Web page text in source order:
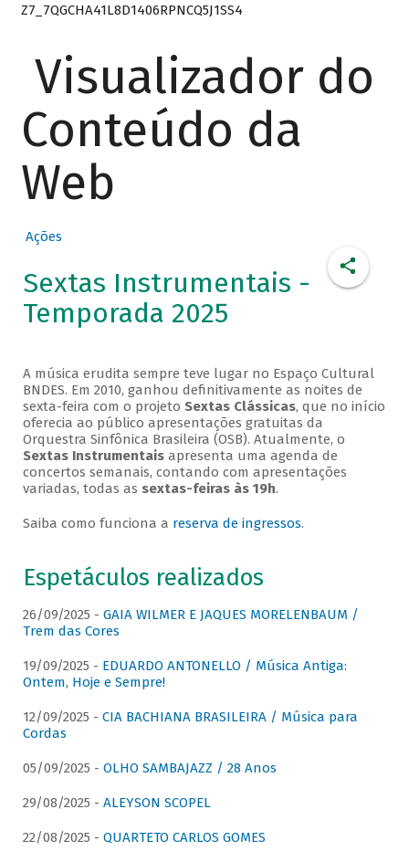
Z7_7QGCHA41L8D1406RPNCQ5J1SS4
Visualizador do
Conteúdo da
Web
Ações
Sextas Instrumentais -
Temporada 2025
A música erudita sempre teve lugar no Espaço Cultural
BNDES. Em 2010, ganhou definitivamente as noites de
sexta-feira com o projeto Sextas Clássicas, que no início
oferecia ao público apresentações gratuitas da
Orquestra Sinfônica Brasileira (OSB). Atualmente, o
Sextas Instrumentaisapresenta uma agenda de
concertos semanais, contando com apresentações
variadas, todas as sextas-feiras às 19h.
Saiba como funciona a reserva de ingressos.
Espetáculos realizados
26/09/2025 - GAIA WILMER E JAQUES MORELENBAUM /
Trem das Cores
19/09/2025 - EDUARDO ANTONELLO / Música Antiga:
Ontem, Hoje e Sempre!
12/09/2025 - CIA BACHIANA BRASILEIRA / Música para
Cordas
05/09/2025 - OLHO SAMBAJAZZ / 28 Anos
29/08/2025 - ALEYSON SCOPEL
22/08/2025 - QUARTETO CARLOS GOMES